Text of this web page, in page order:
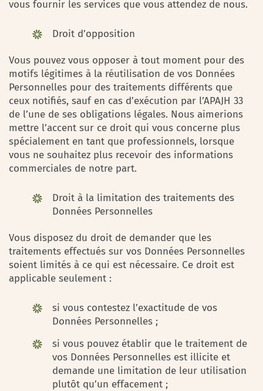
vous fournir les services que vous attendez de nous.
Droit d’opposition
Vous pouvez vous opposer à tout moment pour des
motifs légitimes à la réutilisation de vos Données
Personnelles pour des traitements différents que
ceux notifiés, sauf en cas d’exécution par l’APAJH 33
de l’une de ses obligations légales. Nous aimerions
mettre l’accent sur ce droit qui vous concerne plus
spécialement en tant que professionnels, lorsque
vous ne souhaitez plus recevoir des informations
commerciales de notre part.
Droit à la limitation des traitements des
Données Personnelles
Vous disposez du droit de demander que les
traitements effectués sur vos Données Personnelles
soient limités à ce qui est nécessaire. Ce droit est
applicable seulement :
si vous contestez l’exactitude de vos
Données Personnelles ;
si vous pouvez établir que le traitement de
vos Données Personnelles est illicite et
demande une limitation de leur utilisation
plutôt qu’un effacement ;